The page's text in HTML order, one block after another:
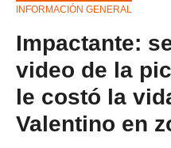
INFORMACIÓN GENERAL
Impactante:
video de la
le costó la
Valentino en